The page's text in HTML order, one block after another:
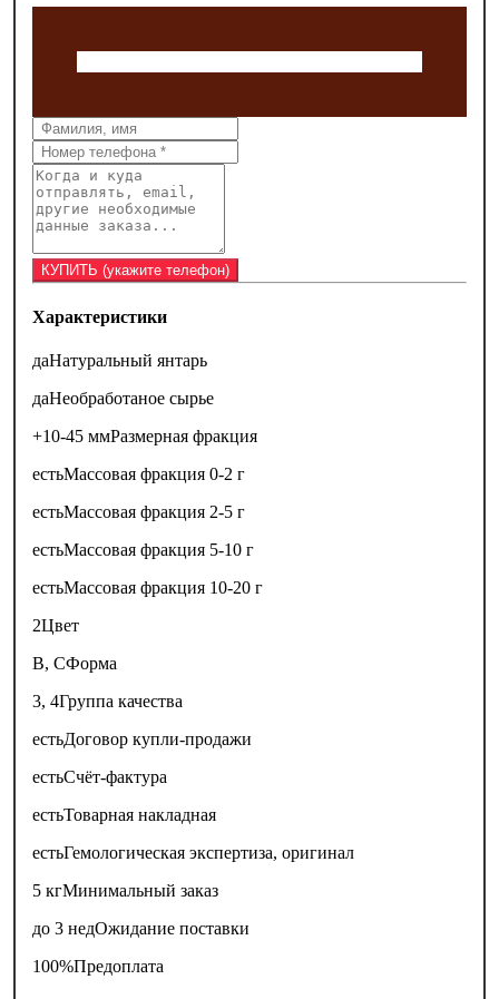
Характеристики
даНатуральный янтарь
даНеобработаное сырье
+10-45 ммРазмерная фракция
естьМассовая фракция 0-2 г
естьМассовая фракция 2-5 г
естьМассовая фракция 5-10 г
естьМассовая фракция 10-20 г
2Цвет
B, CФорма
3, 4Группа качества
естьДоговор купли-продажи
естьСчёт-фактура
естьТоварная накладная
естьГемологическая экспертиза, оригинал
5 кгМинимальный заказ
до 3 недОжидание поставки
100%Предоплата